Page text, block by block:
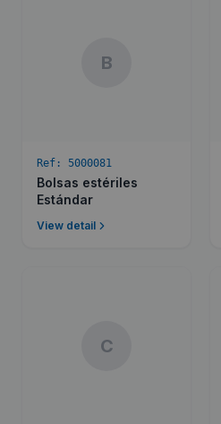
B
Ref: 5000081
Bolsas estériles
Estándar
View detail
C